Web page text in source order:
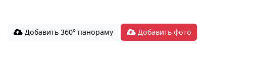
Добавить 360° панораму Добавить фото